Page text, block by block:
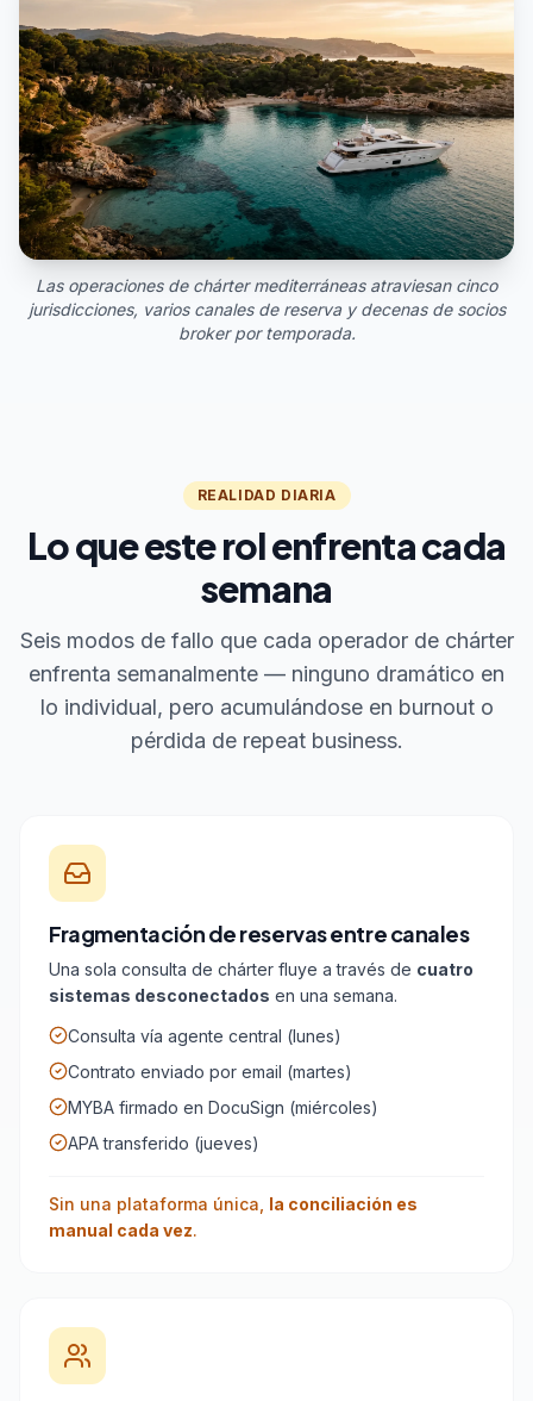
Las operaciones de chárter mediterráneas atraviesan cinco
jurisdicciones, varios canales de reserva y decenas de socios
broker por temporada.
REALIDAD DIARIA
Lo que este rol enfrenta cada
semana
Seis modos de fallo que cada operador de chárter
enfrenta semanalmente — ninguno dramático en
lo individual, pero acumulándose en burnout o
pérdida de repeat business.
Fragmentación de reservas entre canales
Una sola consulta de chárter fluye a través de cuatro
sistemas desconectados en una semana.
Consulta vía agente central (lunes)
Contrato enviado por email (martes)
MYBA firmado en DocuSign (miércoles)
APA transferido (jueves)
Sin una plataforma única, la conciliación es
manual cada vez.